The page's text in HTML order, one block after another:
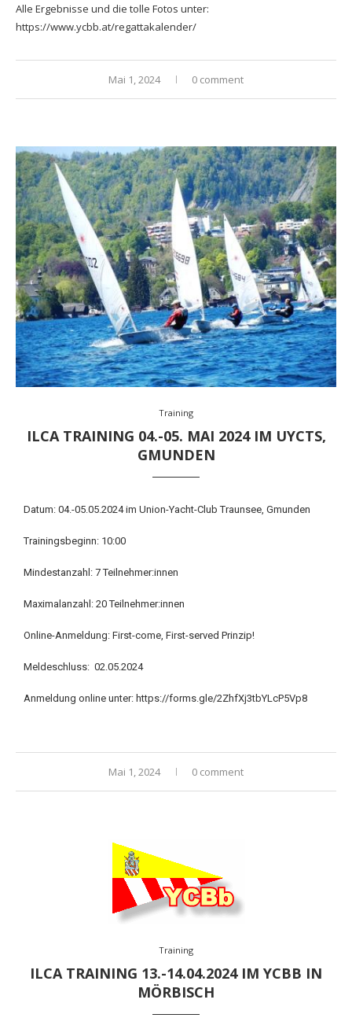
Alle Ergebnisse und die tolle Fotos unter:
https://www.ycbb.at/regattakalender/
Mai 1, 2024 0 comment
Training
ILCA TRAINING 04.-05. MAI 2024 IM UYCTS,
GMUNDEN
Datum: 04.-05.05.2024 im Union-Yacht-Club Traunsee, Gmunden
Trainingsbeginn: 10:00
Mindestanzahl: 7 Teilnehmer:innen
Maximalanzahl: 20 Teilnehmer:innen
Online-Anmeldung: First-come, First-served Prinzip!
Meldeschluss: 02.05.2024
Anmeldung online unter: https://forms.gle/2ZhfXj3tbYLcP5Vp8
Mai 1, 2024 0 comment
Training
ILCA TRAINING 13.-14.04.2024 IM YCBB IN
MÖRBISCH